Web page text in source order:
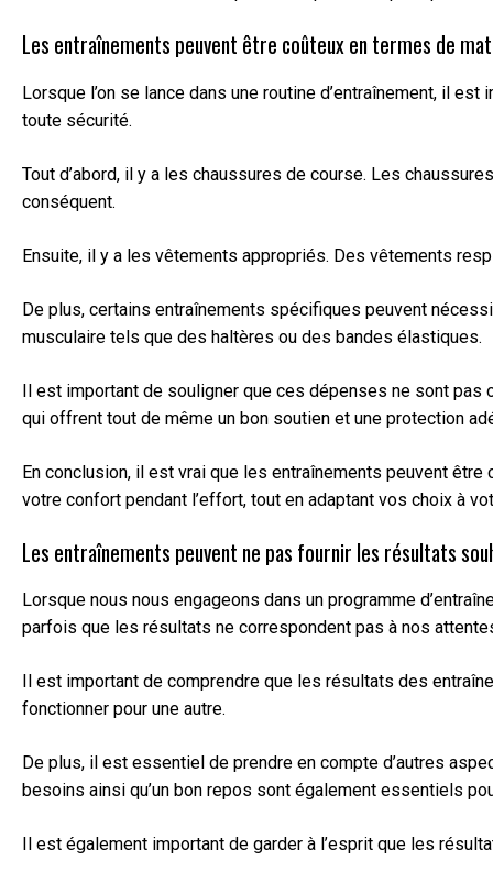
Les entraînements peuvent être coûteux en termes de
Lorsque l’on se lance dans une routine d’entraînement, il
toute sécurité.
Tout d’abord, il y a les chaussures de course. Les
conséquent.
Ensuite, il y a les vêtements appropriés. Des vêtements
De plus, certains entraînements spécifiques peuvent
musculaire tels que des haltères ou des bandes élastiques.
Il est important de souligner que ces dépenses ne sont pas
qui offrent tout de même un bon soutien et une protection
En conclusion, il est vrai que les entraînements peuvent
votre confort pendant l’effort, tout en adaptant vos choix à
Les entraînements peuvent ne pas fournir les résultats
Lorsque nous nous engageons dans un programme
parfois que les résultats ne correspondent pas à nos
Il est important de comprendre que les résultats des
fonctionner pour une autre.
De plus, il est essentiel de prendre en compte d’autres
besoins ainsi qu’un bon repos sont également essentiels
Il est également important de garder à l’esprit que les